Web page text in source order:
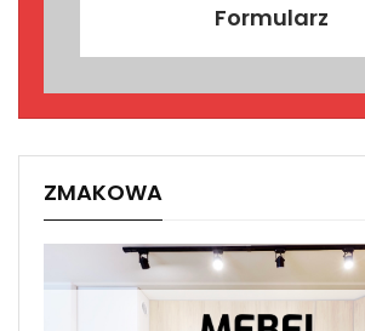
Formularz
ZMAKOWA